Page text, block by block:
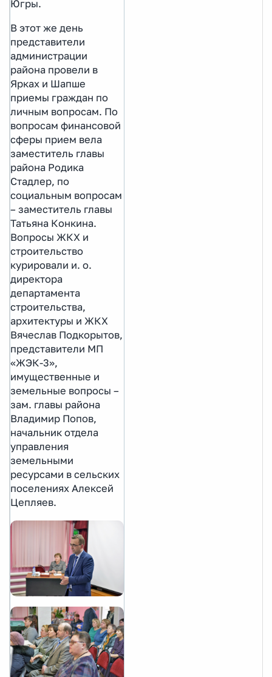
Югры.
В этот же день
представители
администрации
района провели в
Ярках и Шапше
приемы граждан по
личным вопросам. По
вопросам финансовой
сферы прием вела
заместитель главы
района Родика
Стадлер, по
социальным вопросам
– заместитель главы
Татьяна Конкина.
Вопросы ЖКХ и
строительство
курировали и. о.
директора
департамента
строительства,
архитектуры и ЖКХ
Вячеслав Подкорытов,
представители МП
«ЖЭК-3»,
имущественные и
земельные вопросы –
зам. главы района
Владимир Попов,
начальник отдела
управления
земельными
ресурсами в сельских
поселениях Алексей
Цепляев.